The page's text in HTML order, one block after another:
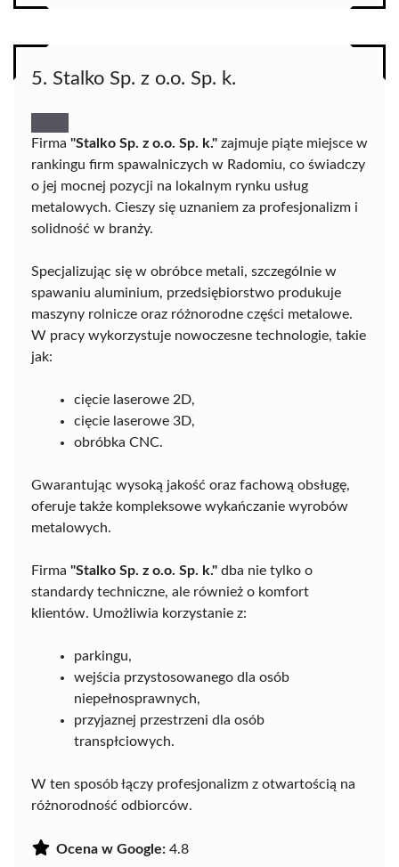
5. Stalko Sp. z o.o. Sp. k.
Firma "Stalko Sp. z o.o. Sp. k." zajmuje piąte miejsce w
rankingu firm spawalniczych w Radomiu, co świadczy
o jej mocnej pozycji na lokalnym rynku usług
metalowych. Cieszy się uznaniem za profesjonalizm i
solidność w branży.
Specjalizując się w obróbce metali, szczególnie w
spawaniu aluminium, przedsiębiorstwo produkuje
maszyny rolnicze oraz różnorodne części metalowe.
W pracy wykorzystuje nowoczesne technologie, takie
jak:
cięcie laserowe 2D,
cięcie laserowe 3D,
obróbka CNC.
Gwarantując wysoką jakość oraz fachową obsługę,
oferuje także kompleksowe wykańczanie wyrobów
metalowych.
Firma "Stalko Sp. z o.o. Sp. k." dba nie tylko o
standardy techniczne, ale również o komfort
klientów. Umożliwia korzystanie z:
parkingu,
wejścia przystosowanego dla osób
niepełnosprawnych,
przyjaznej przestrzeni dla osób
transpłciowych.
W ten sposób łączy profesjonalizm z otwartością na
różnorodność odbiorców.
Ocena w Google: 4.8